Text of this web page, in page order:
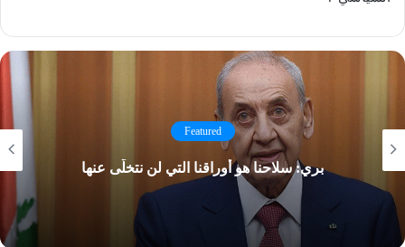
Featured
بري: سلاحنا هو أوراقنا التي لن نتخلّى عنها